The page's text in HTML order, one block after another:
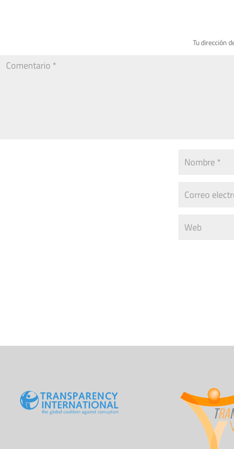
Tu dirección